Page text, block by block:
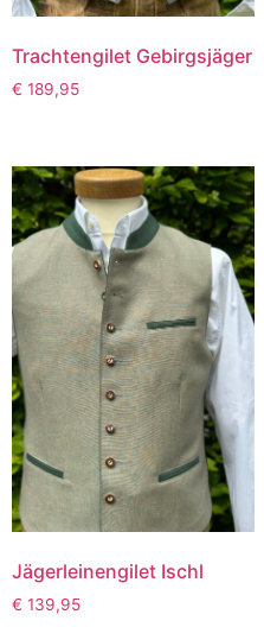
Trachtengilet Gebirgsjäger
€ 189,95
Jägerleinengilet Ischl
€ 139,95